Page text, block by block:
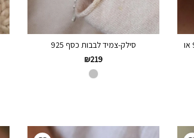
סברינה-צמיד גרנט ופנינים כסף 925 או
סילק-צמיד לבבות כסף 925
₪219